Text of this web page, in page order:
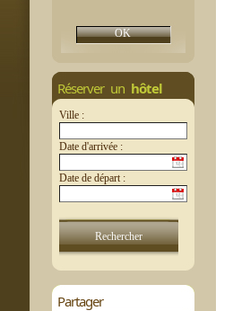
Réserver un hôtel
Ville :
Date d'arrivée :
Date de départ :
Partager